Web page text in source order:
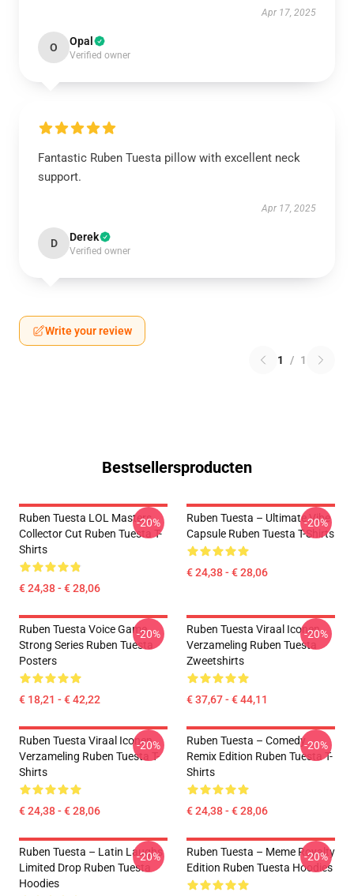
Apr 17, 2025
O Opal
Verified owner
Fantastic Ruben Tuesta pillow with excellent neck
support.
Apr 17, 2025
D Derek
Verified owner
Write your review
1 / 1
Bestsellersproducten
Ruben Tuesta LOL Masters
Collector Cut Ruben Tuesta T-
Shirts
€ 24,38 - € 28,06
-20%
Ruben Tuesta – Ultimate Vibe
Capsule Ruben Tuesta T-Shirts
€ 24,38 - € 28,06
-20%
Ruben Tuesta Voice Game
Strong Series Ruben Tuesta
Posters
€ 18,21 - € 42,22
-20%
Ruben Tuesta Viraal Iconen
Verzameling Ruben Tuesta
Zweetshirts
€ 37,67 - € 44,11
-20%
Ruben Tuesta Viraal Iconen
Verzameling Ruben Tuesta T-
Shirts
€ 24,38 - € 28,06
-20%
Ruben Tuesta – Comedy
Remix Edition Ruben Tuesta T-
Shirts
€ 24,38 - € 28,06
-20%
Ruben Tuesta – Latin Laughs
Limited Drop Ruben Tuesta
Hoodies
-20%
Ruben Tuesta – Meme Royalty
Edition Ruben Tuesta Hoodies
-20%